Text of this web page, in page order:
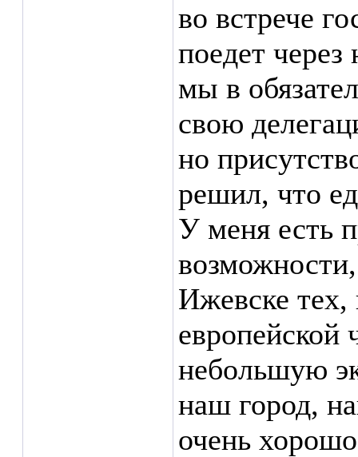
во встрече
поедет
мы в
свою
но
решил, что
У меня есть
Ижевске
европейской
небольшую
наш город,
очень